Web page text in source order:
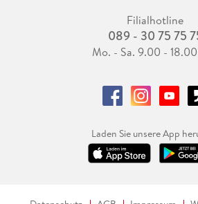
Filialhotline
089 - 30 75 75
Mo. - Sa. 9.00 -
Laden Sie unsere App